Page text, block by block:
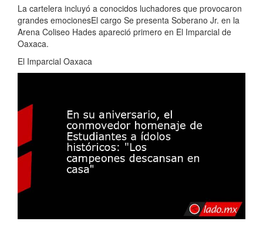
La cartelera incluyó a conocidos luchadores que provocaron
grandes emocionesEl cargo Se presenta Soberano Jr. en la
Arena Coliseo Hades apareció primero en El Imparcial de
Oaxaca.
El Imparcial Oaxaca